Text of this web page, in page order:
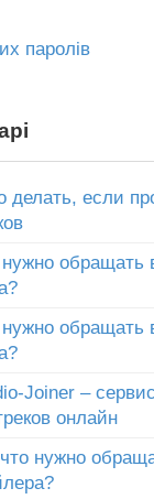
паролів
делать, если
нужно обращать
нужно обращать
Joiner –
онлайн
нужно